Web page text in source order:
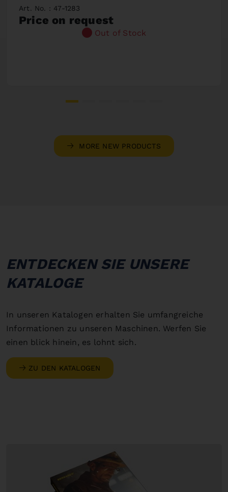
Art. No. : 47-1283
Price on request
Out of Stock
MORE NEW PRODUCTS
ENTDECKEN SIE UNSERE
KATALOGE
In unseren Katalogen erhalten Sie umfangreiche
Informationen zu unseren Maschinen. Werfen Sie
einen blick hinein, es lohnt sich.
ZU DEN KATALOGEN